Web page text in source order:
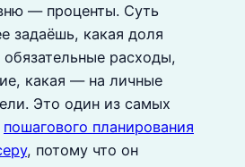
— проценты. Суть
задаёшь, какая доля
расходы,
какая — на личные
Это один из самых
пошагового планирования
, потому что он